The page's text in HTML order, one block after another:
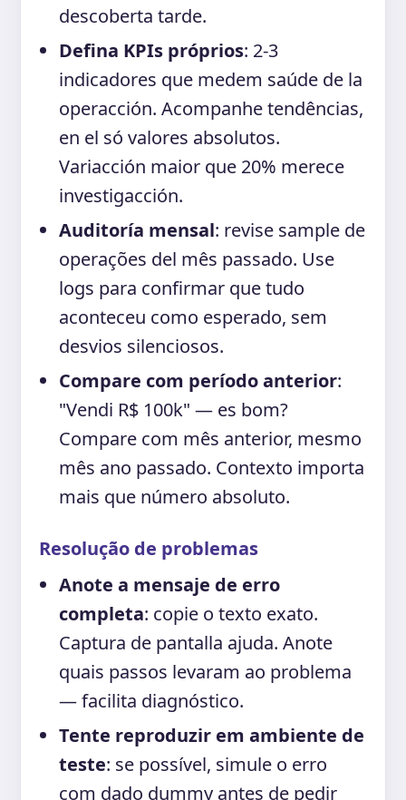
descoberta tarde.
Defina KPIs próprios: 2-3
indicadores que medem saúde de la
operacción. Acompanhe tendências,
en el só valores absolutos.
Variacción maior que 20% merece
investigacción.
Auditoría mensal: revise sample de
operações del mês passado. Use
logs para confirmar que tudo
aconteceu como esperado, sem
desvios silenciosos.
Compare com período anterior:
"Vendi R$ 100k" — es bom?
Compare com mês anterior, mesmo
mês ano passado. Contexto importa
mais que número absoluto.
Resolução de problemas
Anote a mensaje de erro
completa: copie o texto exato.
Captura de pantalla ajuda. Anote
quais passos levaram ao problema
— facilita diagnóstico.
Tente reproduzir em ambiente de
teste: se possível, simule o erro
com dado dummy antes de pedir